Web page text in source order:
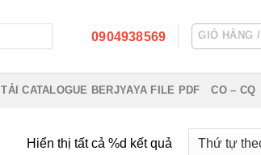
0904938569 GIỎ HÀNG /
TẢI CATALOGUE BERJYAYA FILE PDF CO – CQ
Hiển thị tất cả %d kết quả